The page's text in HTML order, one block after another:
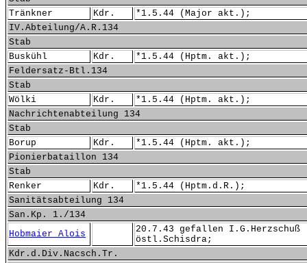
Tränkner
Kdr.
*1.5.44 (Major akt.);
IV.Abteilung/A.R.134
Stab
Buskühl
Kdr.
*1.5.44 (Hptm. akt.);
Feldersatz-Btl.134
Stab
Wölki
Kdr.
*1.5.44 (Hptm. akt.);
Nachrichtenabteilung 134
Stab
Borup
Kdr.
*1.5.44 (Hptm. akt.);
Pionierbataillon 134
Stab
Renker
Kdr.
*1.5.44 (Hptm.d.R.);
Sanitätsabteilung 134
San.Kp. 1./134
Hobmaier Alois
20.7.43 gefallen I.G.Herzschuß
östl.Schisdra;
Kdr.d.Div.Nacsch.Tr.